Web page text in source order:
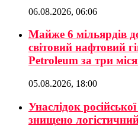
06.08.2026, 06:06
Майже 6 мільярдів
світовий нафтовий
Petroleum за три
05.08.2026, 18:00
Унаслідок
знищено